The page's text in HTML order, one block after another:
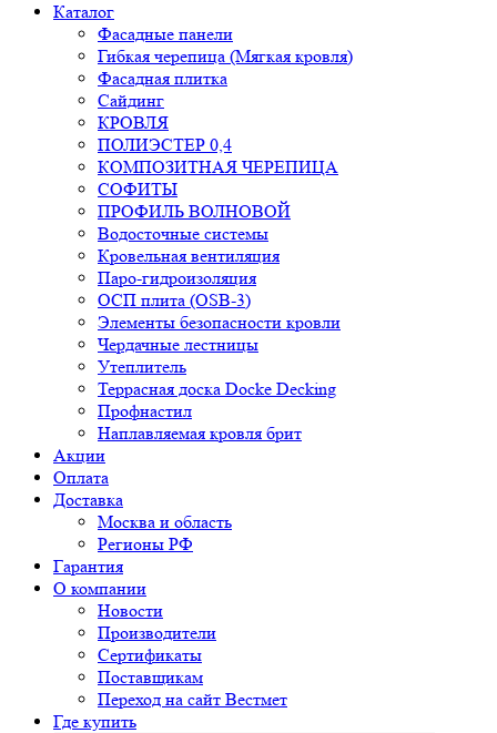
Каталог
Фасадные панели
Гибкая черепица (Мягкая кровля)
Фасадная плитка
Сайдинг
КРОВЛЯ
ПОЛИЭСТЕР 0,4
КОМПОЗИТНАЯ ЧЕРЕПИЦА
СОФИТЫ
ПРОФИЛЬ ВОЛНОВОЙ
Водосточные системы
Кровельная вентиляция
Паро-гидроизоляция
ОСП плита (OSB-3)
Элементы безопасности кровли
Чердачные лестницы
Утеплитель
Террасная доска Docke Decking
Профнастил
Наплавляемая кровля брит
Акции
Оплата
Доставка
Москва и область
Регионы РФ
Гарантия
О компании
Новости
Производители
Сертификаты
Поставщикам
Переход на сайт Вестмет
Где купить